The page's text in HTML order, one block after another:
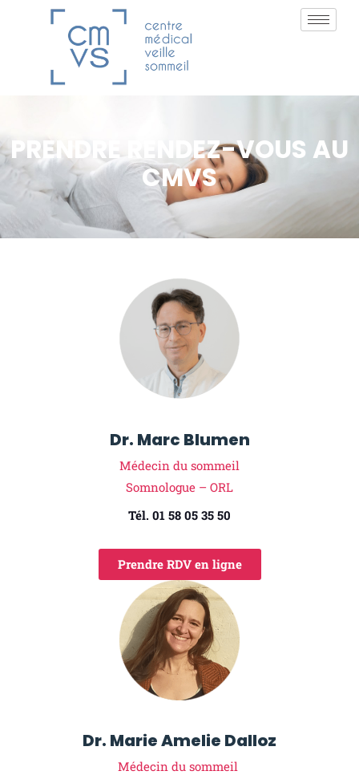
PRENDRE RENDEZ-VOUS AU
CMVS
Dr. Marc Blumen
Médecin du sommeil
Somnologue – ORL
Tél. 01 58 05 35 50
Prendre RDV en ligne
Dr. Marie Amelie Dalloz
Médecin du sommeil